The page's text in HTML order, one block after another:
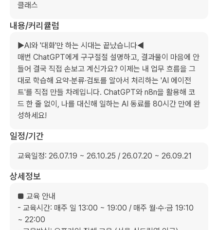
클래스
내용/커리큘럼
▶AI와 '대화'만 하는 시대는 끝났습니다◀
매번 ChatGPT에게 구구절절 설명하고, 결과물이 마음에 안
들어 결국 직접 손보고 계신가요? 이제는 내 업무 흐름을 그
대로 학습해 요약·분류·검토를 알아서 처리하는 'AI 에이전
트'를 직접 만들 차례입니다. ChatGPT와 n8n을 활용해 코
드 한 줄 없이, 나를 대신해 일하는 AI 동료를 80시간 만에 완
성하세요!
일정/기간
교육일정: 26.07.19 ~ 26.10.25 / 26.07.20 ~ 26.09.21
상세정보
■ 교육 안내
- 교육시간: 매주 일 13:00 ~ 19:00 / 매주 월·수·금 19:10
~ 22:00